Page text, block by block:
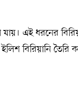
যায়। এই ধরনের
বিরিয়ানি তৈরি